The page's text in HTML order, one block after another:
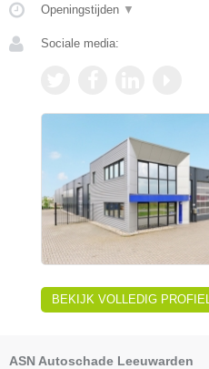
Openingstijden ▼
Sociale media:
BEKIJK VOLLEDIG PROFIEL
ASN Autoschade Leeuwarden